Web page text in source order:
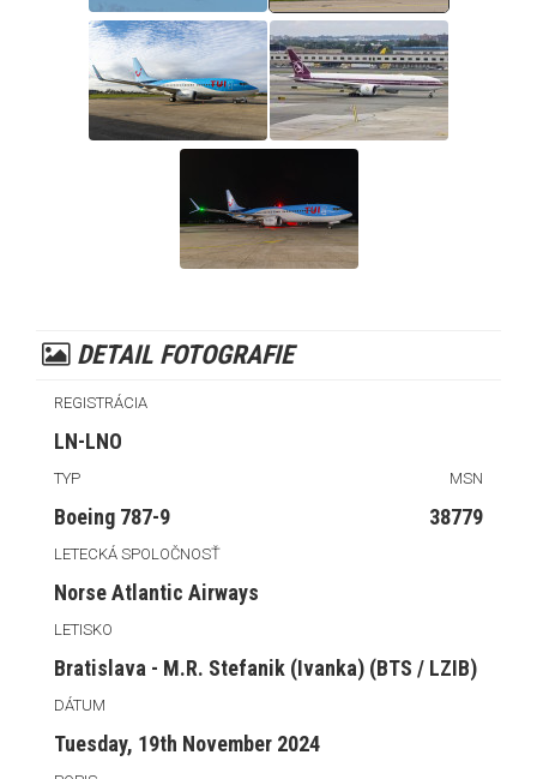
DETAIL FOTOGRAFIE
REGISTRÁCIA
LN-LNO
TYP MSN
Boeing 787-9 38779
LETECKÁ SPOLOČNOSŤ
Norse Atlantic Airways
LETISKO
Bratislava - M.R. Stefanik (Ivanka) (BTS / LZIB)
DÁTUM
Tuesday, 19th November 2024